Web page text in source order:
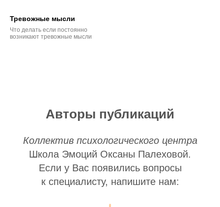
Тревожные мысли
Что делать если постоянно
возникают тревожные мысли
Авторы публикаций
Коллектив психологического центра
Школа Эмоций Оксаны Палеховой.
Если у Вас появились вопросы
к специалисту, напишите нам: